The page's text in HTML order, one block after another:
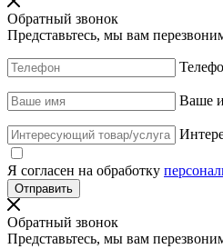
Обратный звонок
Представьтесь, мы вам
Ваше
Я согласен на обработку
Обратный звонок
Представьтесь, мы вам